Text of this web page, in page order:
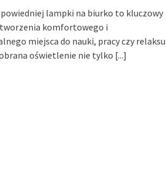
lampki na biurko to kluczowy
komfortowego i
miejsca do nauki, pracy czy
oświetlenie nie tylko [...]